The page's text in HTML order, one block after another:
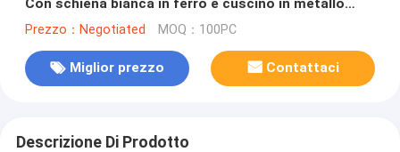
Con schiena bianca in ferro e cuscino in metallo
Sedile di bambù Phoenix
Prezzo：Negotiated MOQ：100PC
Miglior prezzo Contattaci
Descrizione Di Prodotto